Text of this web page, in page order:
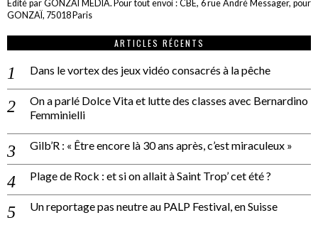
Edité par GONZAÏ MEDIA. Pour tout envoi : CBE, 6 rue André Messager, pour
GONZAÏ, 75018 Paris
ARTICLES RÉCENTS
Dans le vortex des jeux vidéo consacrés à la pêche
On a parlé Dolce Vita et lutte des classes avec Bernardino
Femminielli
Gilb’R : « Être encore là 30 ans après, c’est miraculeux »
Plage de Rock : et si on allait à Saint Trop’ cet été ?
Un reportage pas neutre au PALP Festival, en Suisse